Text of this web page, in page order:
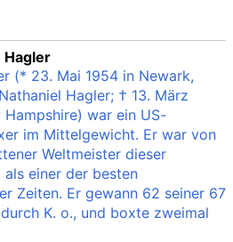
(* 23. Mai 1954 in Newark,
Hagler; † 13. März
war ein US-
im Mittelgewicht. Er war von
Weltmeister dieser
einer der besten
Zeiten. Er gewann 62 seiner 67
K. o., und boxte zweimal